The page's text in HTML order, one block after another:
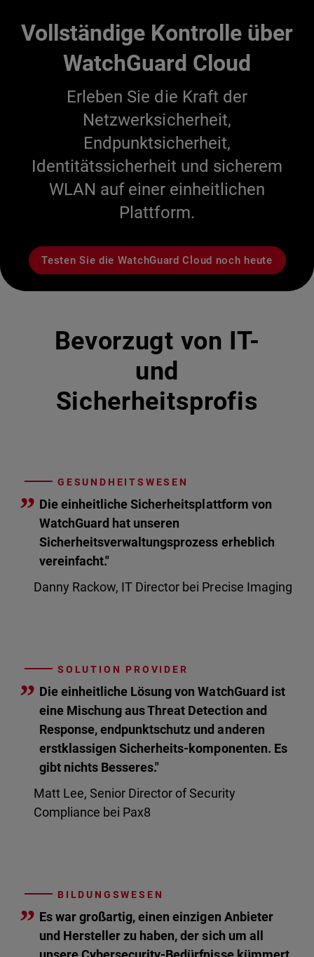
Vollständige Kontrolle über
WatchGuard Cloud
Erleben Sie die Kraft der
Netzwerksicherheit,
Endpunktsicherheit,
Identitätssicherheit und sicherem
WLAN auf einer einheitlichen
Plattform.
Testen Sie die WatchGuard Cloud noch heute
Bevorzugt von IT-
und
Sicherheitsprofis
GESUNDHEITSWESEN
” Die einheitliche Sicherheitsplattform von
WatchGuard hat unseren
Sicherheitsverwaltungsprozess erheblich
vereinfacht."
Danny Rackow, IT Director bei Precise Imaging
SOLUTION PROVIDER
” Die einheitliche Lösung von WatchGuard ist
eine Mischung aus Threat Detection and
Response, endpunktschutz und anderen
erstklassigen Sicherheits-komponenten. Es
gibt nichts Besseres."
Matt Lee, Senior Director of Security
Compliance bei Pax8
BILDUNGSWESEN
” Es war großartig, einen einzigen Anbieter
und Hersteller zu haben, der sich um all